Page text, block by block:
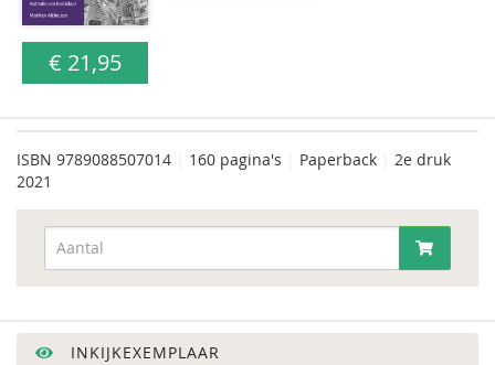
€ 21,95
ISBN 9789088507014 160 pagina's Paperback
2e druk
2021
INKIJKEXEMPLAAR